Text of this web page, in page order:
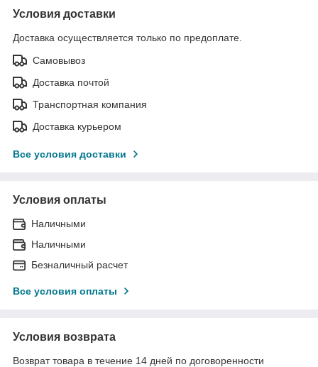
Условия доставки
Доставка осуществляется только по предоплате.
Самовывоз
Доставка почтой
Транспортная компания
Доставка курьером
Все условия доставки
Условия оплаты
Наличными
Наличными
Безналичный расчет
Все условия оплаты
Условия возврата
Возврат товара в течение 14 дней по договоренности